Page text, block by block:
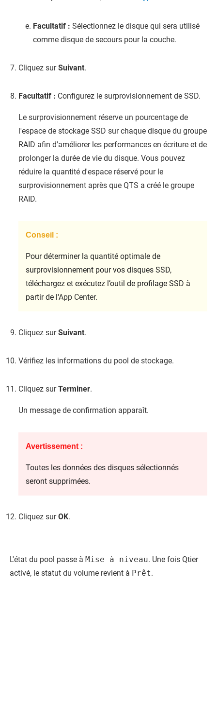
Facultatif : Sélectionnez le disque qui sera utilisé
comme disque de secours pour la couche.
Cliquez surSuivant.
Facultatif : Configurez le surprovisionnement de SSD.
Le surprovisionnement réserve un pourcentage de
l'espace de stockage SSD sur chaque disque du groupe
RAID afin d'améliorer les performances en écriture et de
prolonger la durée de vie du disque. Vous pouvez
réduire la quantité d'espace réservé pour le
surprovisionnement après que QTS a créé le groupe
RAID.
Conseil :
Pour déterminer la quantité optimale de
surprovisionnement pour vos disques SSD,
téléchargez et exécutez l’outil de profilage SSD à
partir de l'App Center.
Cliquez surSuivant.
Vérifiez les informations du pool de stockage.
Cliquez surTerminer.
Un message de confirmation apparaît.
Avertissement :
Toutes les données des disques sélectionnés
seront supprimées.
Cliquez surOK.
L'état du pool passe à Mise à niveau. Une fois Qtier
activé, le statut du volume revient à Prêt.